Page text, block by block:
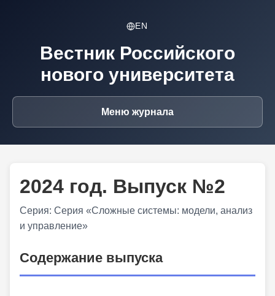
EN
Вестник Российского
нового университета
Меню журнала
2024 год. Выпуск №2
Серия: Серия «Сложные системы: модели, анализ
и управление»
Содержание выпуска